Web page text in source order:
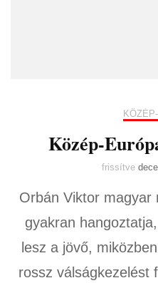
Közép-
frissítve
Orbán Viktor magyar
gyakran
lesz a jövő,
rossz válságkezelést